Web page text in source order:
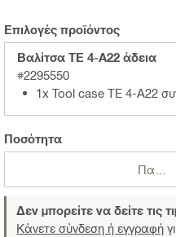
Επιλογές προϊόντος
Βαλίτσα TE 4-A22 άδεια
#2295550
1x Tool case TE 4-A22
Ποσότητα
Δεν μπορείτε να δείτε τις
Κάνετε σύνδεση ή εγγραφή